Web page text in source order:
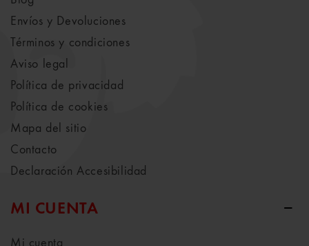
Envíos y Devoluciones
Términos y condiciones
Aviso legal
Política de privacidad
Política de cookies
Mapa del sitio
Contacto
Declaración Accesibilidad
MI CUENTA
Mi cuenta